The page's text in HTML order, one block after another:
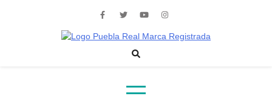
Noticias de actualidad de Puebla, México y el mundo